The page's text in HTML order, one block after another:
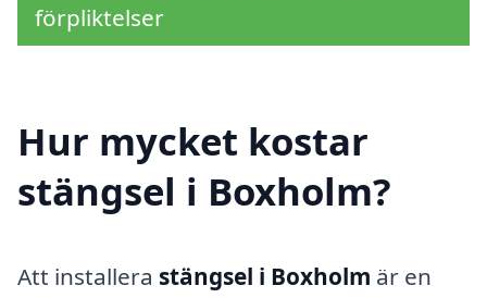
förpliktelser
Hur mycket kostar
stängsel i Boxholm?
Att installera stängsel i Boxholm är en